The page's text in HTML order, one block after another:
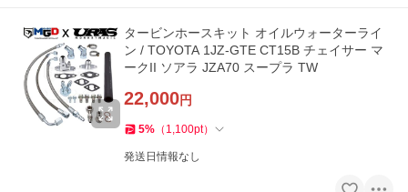
タービンホースキット オイルウォーターライ
ン / TOYOTA 1JZ-GTE CT15B チェイサー マ
ークII ソアラ JZA70 スープラ TW
22,000円
5% （ 1,100pt）
発送日情報なし